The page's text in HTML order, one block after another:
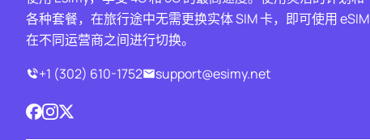
各种套餐，在旅行途中无需更换实体 SIM 卡，即可使用 eSIM
在不同运营商之间进行切换。
+1 (302) 610-1752
support@esimy.net